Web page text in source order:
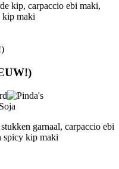
kip, carpaccio ebi maki,
kip maki
garnaal, carpaccio ebi
spicy kip maki